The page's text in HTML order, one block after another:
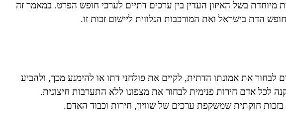
מיוחדת בשל האיזון העדין בין ערכים דתיים לערכי חופש הפרט. במאמר זה
הדת בישראל ואת המורכבות הנלווית ליישום זכות זו.
לבחור את אמונתו הדתית, לקיים את פולחני דתו או להימנע מכך, ולהביע
לכל אדם חירות פנימית לבחור את מצפונו ללא התערבות חיצונית.
בזכות חוקתית שמשקפת ערכים של שוויון, חירות וכבוד האדם.